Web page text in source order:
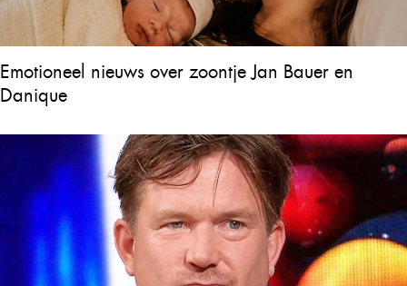
Emotioneel nieuws over zoontje Jan Bauer en
Danique